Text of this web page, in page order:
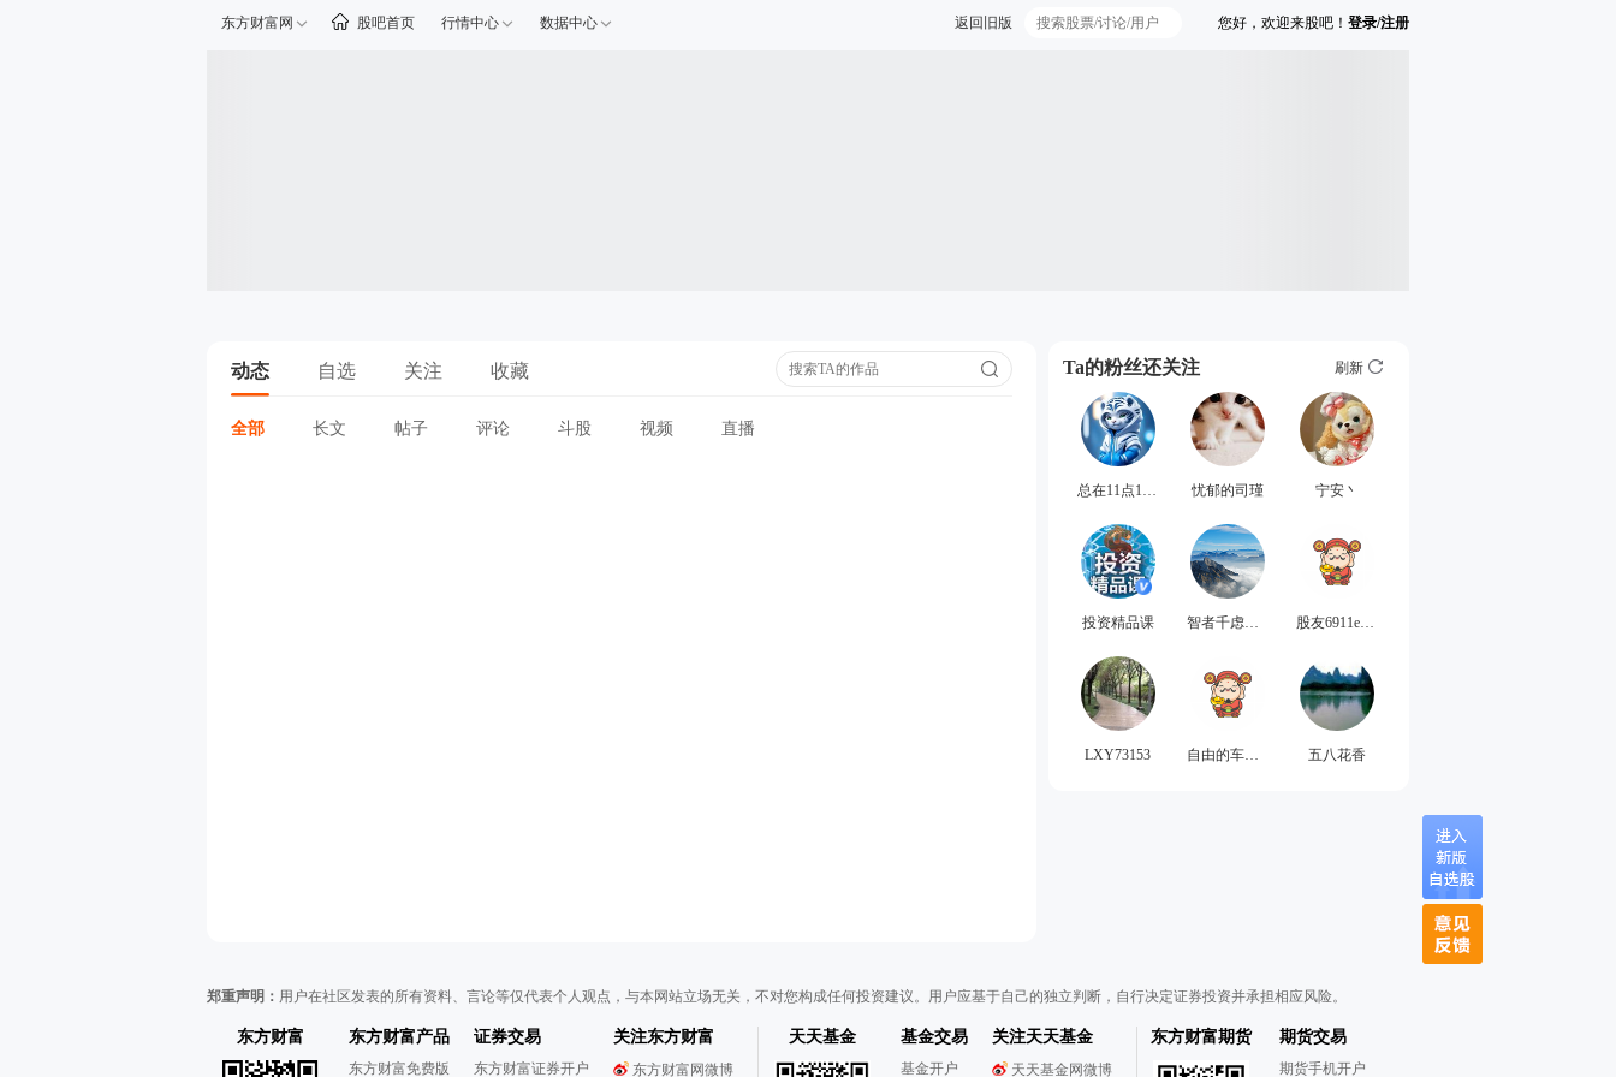
东方财富网 股吧首页 行情中心 数据中心 您好，欢迎来股吧！ 登录/注册
返回旧版
动态 自选 关注 收藏
全部 长文 帖子 评论 斗股 视频 直播
Ta的粉丝还关注 刷新
总在11点11分 忧郁的司瑾 宁安丶
投资精品课 智者千虑必有一得 股友6911eG0880
LXY73153 自由的车芸菲 五八花香
郑重声明： 用户在社区发表的所有资料、言论等仅代表个人观点，与本网站立场无关，不对您构成任何投资建议。用户应基于自己的独立判断，自行决定证券投资并承担相应风险。
东方财富 东方财富产品
东方财富免费版
证券交易
东方财富证券开户
关注东方财富
东方财富网微博
天天基金 基金交易
基金开户
关注天天基金
天天基金网微博
东方财富期货 期货交易
期货手机开户